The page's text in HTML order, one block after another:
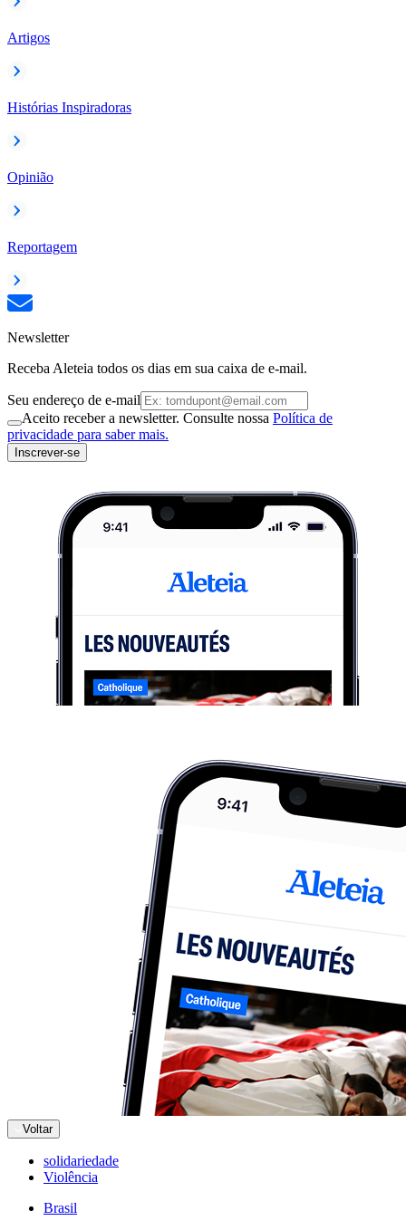
Artigos
Histórias Inspiradoras
Opinião
Reportagem
Newsletter
Receba Aleteia todos os dias em sua caixa de e-mail.
Seu endereço de e-mail
Aceito receber a newsletter. Consulte nossa Política de
privacidade para saber mais.
Inscrever-se
Voltar
solidariedade
Violência
Brasil